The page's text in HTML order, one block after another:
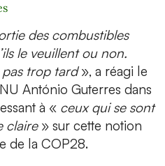
des combustibles
le veuillent ou non.
pas trop tard», a réagi le
António Guterres dans
à « ceux qui se sont
claire» sur cette notion
de la COP28.